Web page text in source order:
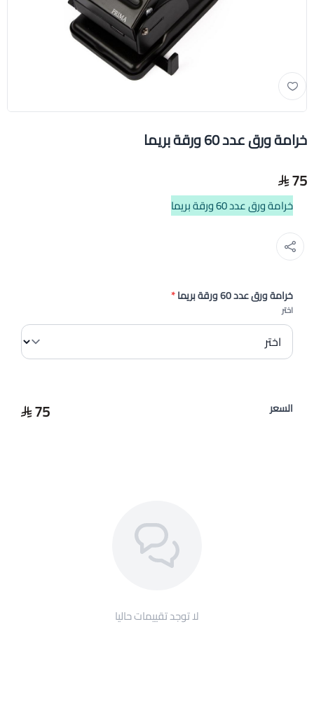
خرامة ورق عدد 60 ورقة بريما
75
خرامة ورق عدد 60 ورقة بريما
خرامة ورق عدد 60 ورقة بريما *
اختر
السعر 75
لا توجد تقييمات حاليا